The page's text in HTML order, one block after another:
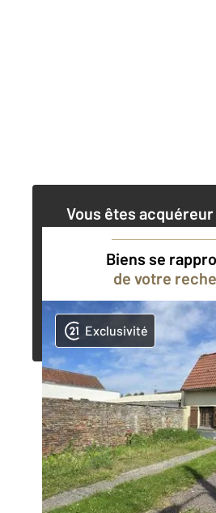
Vous êtes
Contacter
Demander une
Biens se
de votre
Exclusivité